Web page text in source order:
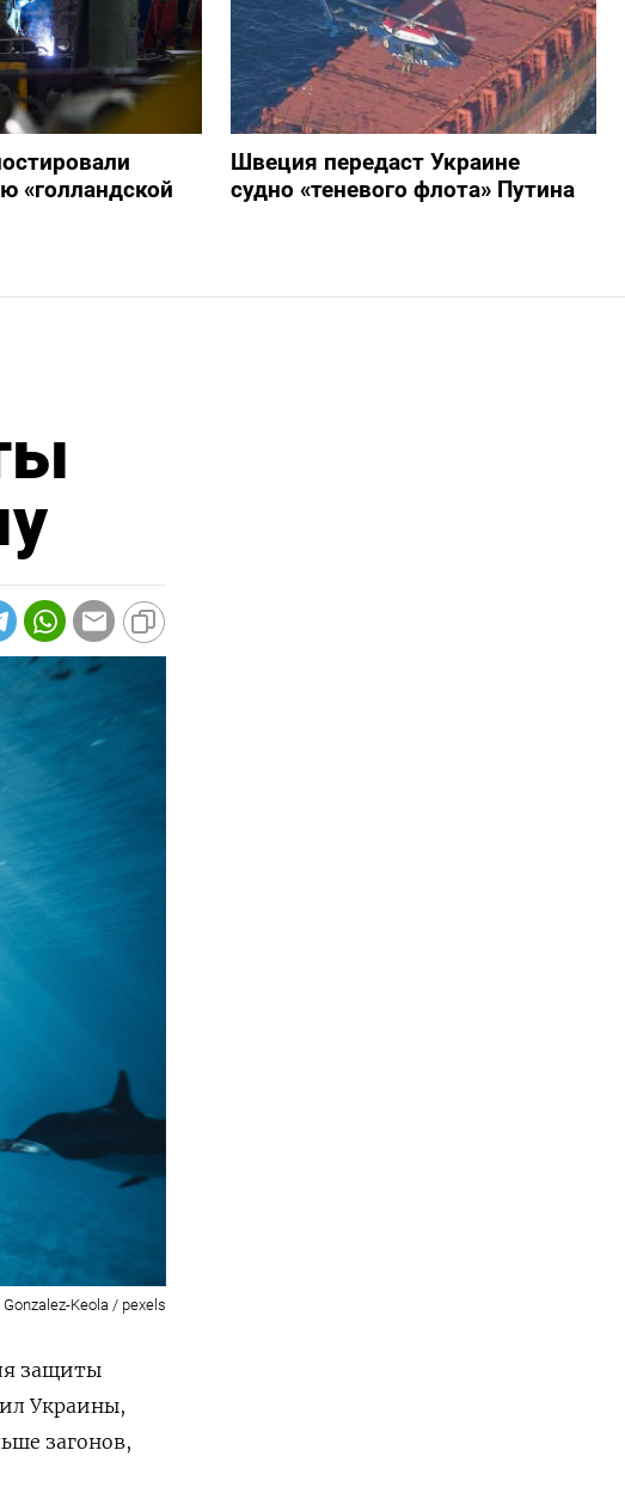
«голландской
Швеция передаст Украине
судно «теневого флота» Путина
Keola / pexels
защиты
Украины,
загонов,